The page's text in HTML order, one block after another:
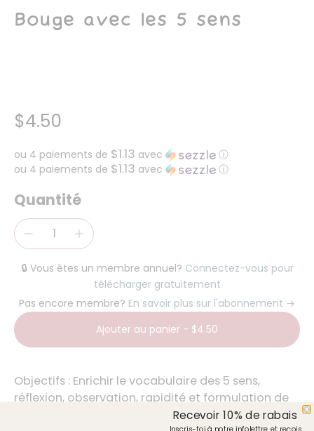
Bouge avec les 5 sens
$4.50
ou 4 paiements de $1.13 avec
ⓘ
ou 4 paiements de $1.13 avec ⓘ
Quantité
🔒 Vous êtes un membre annuel? Connectez-vous pour
télécharger gratuitement
Pas encore membre? En savoir plus sur l'abonnement →
Ajouter au panier - $4.50
Objectifs : Enrichir le vocabulaire des 5 sens,
réflexion, observation, rapidité et formulation de
Recevoir 10% de rabais